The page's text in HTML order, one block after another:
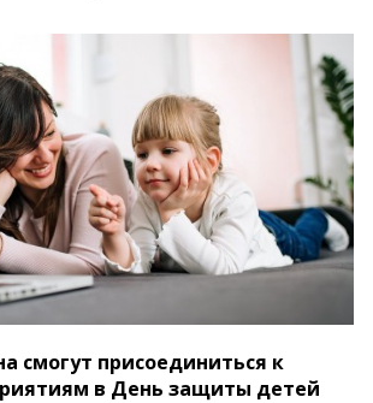
смогут присоединиться к
в День защиты детей